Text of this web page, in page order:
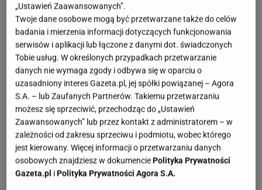
Jak odnowić boazerię
Moda na boazerię we wnętrzach sięga epoki
baroku.To właśnie wtedy ściany i sufity
zabezpieczano, a przy okazji zdobiono za pomocą
drewna. Wraz z nadejściem XIX wieku drewniane
panele na ścianach stały się passé, ale powróciły w
okresie PRL-u. Później jednak zaczęto inwestować w
kosztowne remonty, zrywając drewno ze ściany i
zastępując je najczęściej tapetą ewentualnie farbą.
Ci jednak, którzy pozostawili w domu ów relikt z
„Ustawień Zaawansowanych”.
Twoje dane osobowe mogą być przetwarzane także do celów
badania i mierzenia informacji dotyczących funkcjonowania
serwisów i aplikacji lub łączone z danymi dot. świadczonych
Tobie usług. W określonych przypadkach przetwarzanie
danych nie wymaga zgody i odbywa się w oparciu o
uzasadniony interes Gazeta.pl, jej spółki powiązanej – Agora
S.A. – lub Zaufanych Partnerów. Takiemu przetwarzaniu
możesz się sprzeciwić, przechodząc do „Ustawień
Zaawansowanych” lub przez kontakt z administratorem – w
zależności od zakresu sprzeciwu i podmiotu, wobec którego
jest kierowany. Więcej informacji o przetwarzaniu danych
osobowych znajdziesz w dokumenciePolityka Prywatności
Gazeta.pl iPolityka Prywatności Agora S.A.